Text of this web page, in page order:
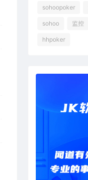
sohoopoker
sohoo 监控
hhpoker